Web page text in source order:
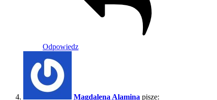
Odpowiedz
Magdalena Alamina pisze: